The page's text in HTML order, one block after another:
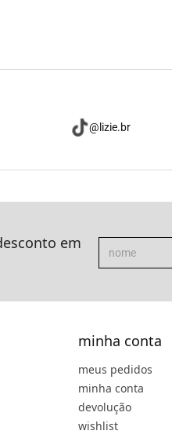
@lizie.br
em
minha conta
meus pedidos
minha conta
devolução
wishlist